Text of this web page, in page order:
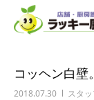
コッヘン白壁。
2018.07.30 スタ